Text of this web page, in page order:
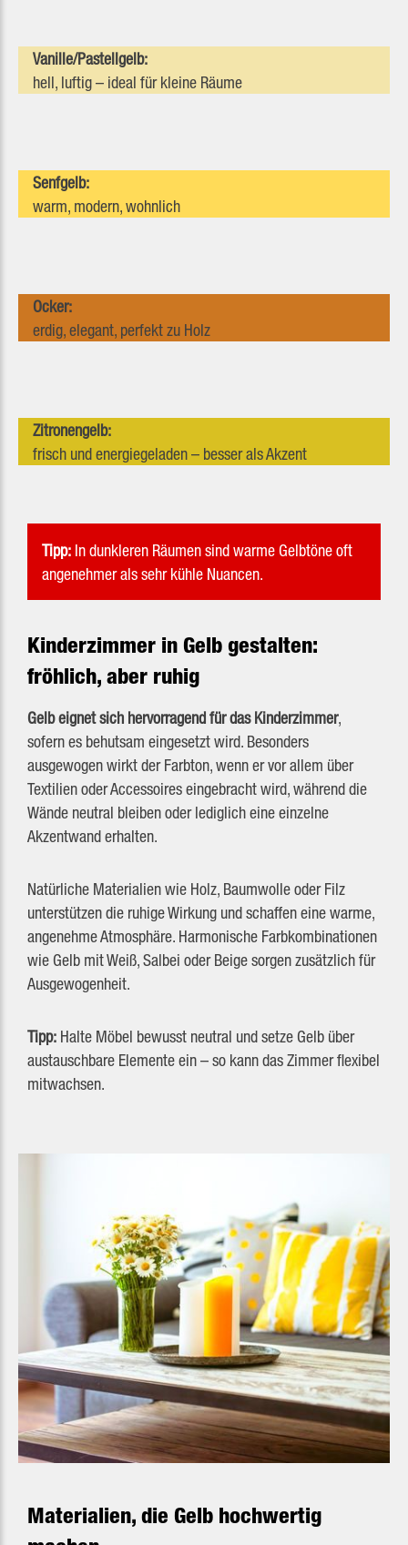
Vanille/Pastellgelb:
hell, luftig – ideal für kleine Räume
Senfgelb:
warm, modern, wohnlich
Ocker:
erdig, elegant, perfekt zu Holz
Zitronengelb:
frisch und energiegeladen – besser als Akzent
Tipp: In dunkleren Räumen sind warme Gelbtöne oft
angenehmer als sehr kühle Nuancen.
Kinderzimmer in Gelb gestalten:
fröhlich, aber ruhig
Gelb eignet sich hervorragend für das Kinderzimmer,
sofern es behutsam eingesetzt wird. Besonders
ausgewogen wirkt der Farbton, wenn er vor allem über
Textilien oder Accessoires eingebracht wird, während die
Wände neutral bleiben oder lediglich eine einzelne
Akzentwand erhalten.
Natürliche Materialien wie Holz, Baumwolle oder Filz
unterstützen die ruhige Wirkung und schaffen eine warme,
angenehme Atmosphäre. Harmonische Farbkombinationen
wie Gelb mit Weiß, Salbei oder Beige sorgen zusätzlich für
Ausgewogenheit.
Tipp: Halte Möbel bewusst neutral und setze Gelb über
austauschbare Elemente ein – so kann das Zimmer flexibel
mitwachsen.
Materialien, die Gelb hochwertig